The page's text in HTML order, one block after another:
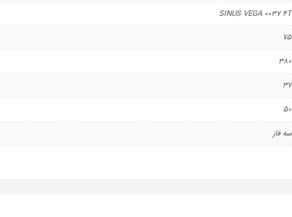
SINUS VEGA 0037 4T
75
380
37
50
سه فاز